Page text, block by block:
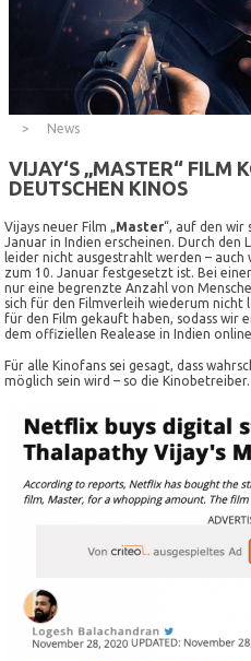
News
VIJAY‘S „MASTER“ FILM
DEUTSCHEN KINOS
Vijays neuer Film „Master“, auf den wir
Januar in Indien erscheinen. Durch den
leider nicht ausgestrahlt werden –
zum 10. Januar festgesetzt ist. Bei
nur eine begrenzte Anzahl von
sich für den Filmverleih wiederum
für den Film gekauft haben, sodass wir
dem offiziellen Realease in Indien
Für alle Kinofans sei gesagt, dass
möglich sein wird – so die Kinobetreiber.